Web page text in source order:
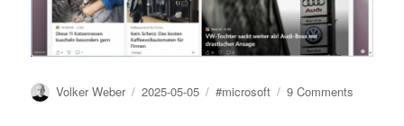
Author
Volker Weber
Posted
2025-05-05 Tags
#microsoft 9 Comments